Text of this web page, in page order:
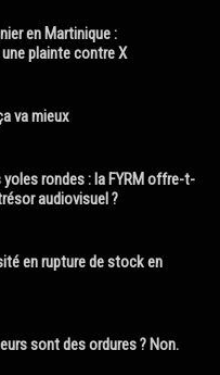
en Martinique :
plainte contre X
va mieux
yoles rondes : la FYRM offre-t-
audiovisuel ?
en rupture de stock en
sont des ordures ? Non.